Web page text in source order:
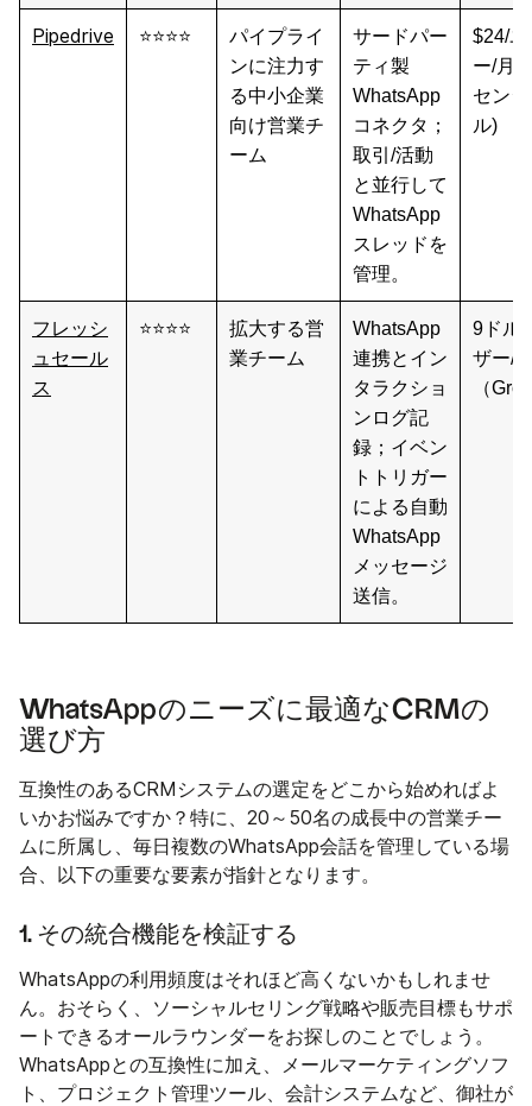
Pipedrive ⭐⭐⭐⭐
パイプライ
ンに注力す
る中小企業
向け営業チ
ーム
サードパー
ティ製
WhatsApp
コネクタ；
取引/活動
と並行して
WhatsApp
スレッドを
管理。
$24/
ー/月 (
セン
ル)
フレッシ
ュセール
ス
⭐⭐⭐⭐
拡大する営
業チーム
WhatsApp
連携とイン
タラクショ
ンログ記
録；イベン
トトリガー
による自動
WhatsApp
メッセージ
送信。
9ドル/
ザー/
（
WhatsAppのニーズに最適なCRMの
選び方
互換性のあるCRMシステムの選定をどこから始めればよ
いかお悩みですか？特に、20～50名の成長中の営業チー
ムに所属し、毎日複数のWhatsApp会話を管理している場
合、以下の重要な要素が指針となります。
1. その統合機能を検証する
WhatsAppの利用頻度はそれほど高くないかもしれませ
ん。おそらく、ソーシャルセリング戦略や販売目標もサポ
ートできるオールラウンダーをお探しのことでしょう。
WhatsAppとの互換性に加え、メールマーケティングソフ
ト、プロジェクト管理ツール、会計システムなど、御社が